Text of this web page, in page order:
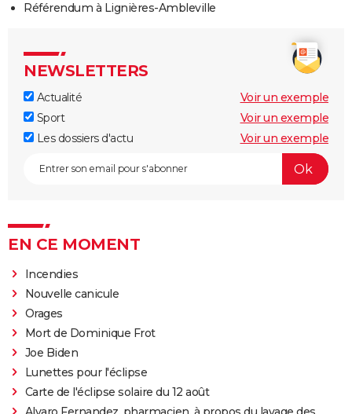
Référendum à Lignières-Ambleville
NEWSLETTERS
Actualité
Voir un exemple
Sport
Voir un exemple
Les dossiers d'actu
Voir un exemple
EN CE MOMENT
Incendies
Nouvelle canicule
Orages
Mort de Dominique Frot
Joe Biden
Lunettes pour l'éclipse
Carte de l'éclipse solaire du 12 août